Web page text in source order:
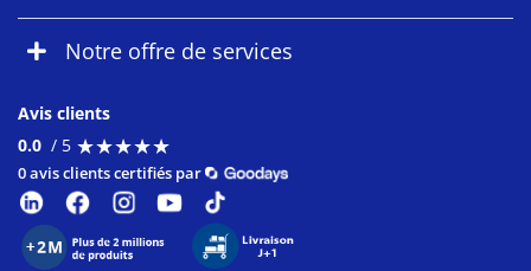
Notre offre de services
Avis clients
0.0 / 5 ★★★★★
★★★★★
0 avis clients certifiés par